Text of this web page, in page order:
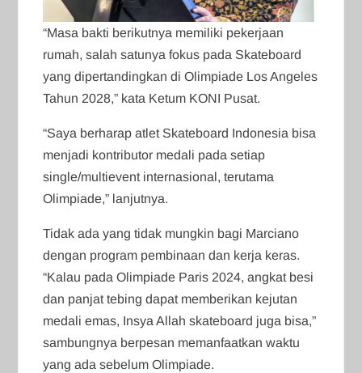
“Masa bakti berikutnya memiliki pekerjaan
rumah, salah satunya fokus pada Skateboard
yang dipertandingkan di Olimpiade Los Angeles
Tahun 2028,” kata Ketum KONI Pusat.
“Saya berharap atlet Skateboard Indonesia bisa
menjadi kontributor medali pada setiap
single/multievent internasional, terutama
Olimpiade,” lanjutnya.
Tidak ada yang tidak mungkin bagi Marciano
dengan program pembinaan dan kerja keras.
“Kalau pada Olimpiade Paris 2024, angkat besi
dan panjat tebing dapat memberikan kejutan
medali emas, Insya Allah skateboard juga bisa,”
sambungnya berpesan memanfaatkan waktu
yang ada sebelum Olimpiade.